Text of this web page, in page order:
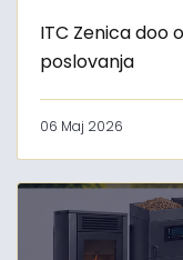
ITC Zenica doo
poslovanja
06 Maj 2026